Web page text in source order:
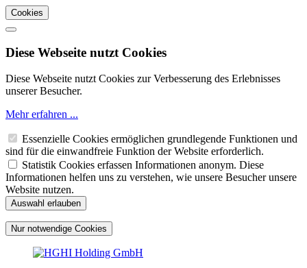
Cookies
Diese Webseite nutzt Cookies
Diese Webseite nutzt Cookies zur Verbesserung des Erlebnisses
unserer Besucher.
Mehr erfahren ...
Essenzielle Cookies ermöglichen grundlegende Funktionen und
sind für die einwandfreie Funktion der Website erforderlich.
Statistik Cookies erfassen Informationen anonym. Diese
Informationen helfen uns zu verstehen, wie unsere Besucher unsere
Website nutzen.